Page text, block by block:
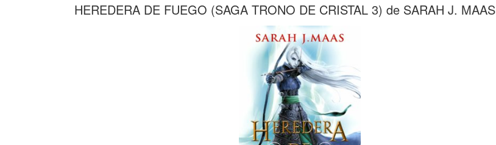
HEREDERA DE FUEGO (SAGA TRONO DE CRISTAL 3) de SARAH J. MAAS